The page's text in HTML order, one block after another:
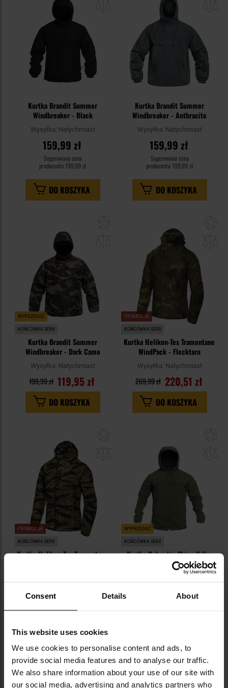
Consent Details About
This website uses cookies
We use cookies to personalise content and ads, to
provide social media features and to analyse our traffic.
We also share information about your use of our site with
our social media, advertising and analytics partners who
Kurtka Brandit Summer
Windbreaker - Black
Wysyłka: Natychmiast
159,99 zł
Sugerowana cena
producenta 199,99 zł
DO KOSZYKA
Kurtka Brandit Summer
Windbreaker - Anthracite
Wysyłka: Natychmiast
159,99 zł
Sugerowana cena
producenta 199,99 zł
DO KOSZYKA
WYPRZEDAŻ
KOŃCÓWKA SERII
Kurtka Brandit Summer
Windbreaker - Dark Camo
Wysyłka: Natychmiast
119,95 zł
199,99 zł
DO KOSZYKA
PROMOCJA
KOŃCÓWKA SERII
Kurtka Helikon-Tex Tramontane
WindPack - Flecktarn
Wysyłka: Natychmiast
220,51 zł
269,99 zł
DO KOSZYKA
PROMOCJA
KOŃCÓWKA SERII
Kurtka Helikon-Tex Tramontane
269,99 zł
DO KOSZYKA
WYPRZEDAŻ
KOŃCÓWKA SERII
Kurtka Columbia Skien Valley
Hooded Insect Shield - Stone
Green
269,00 zł
Dodaj
do
schowka